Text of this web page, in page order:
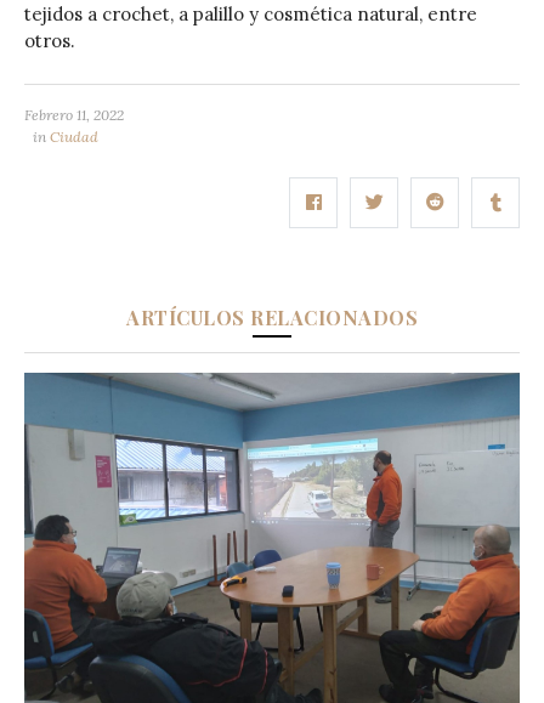
tejidos a crochet, a palillo y cosmética natural, entre
otros.
Febrero 11, 2022
in Ciudad
ARTÍCULOS RELACIONADOS